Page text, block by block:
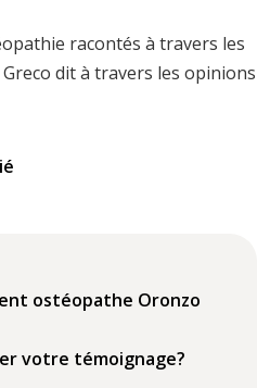
racontés à travers les
dit à travers les opinions
ostéopathe Oronzo
votre témoignage?